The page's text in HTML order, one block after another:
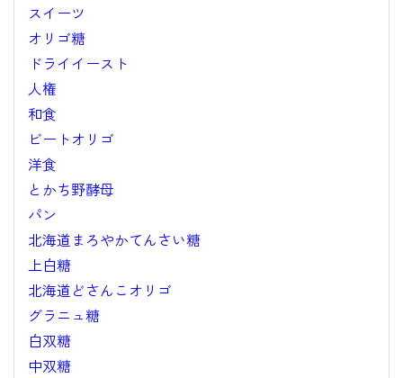
スイーツ
オリゴ糖
ドライイースト
人権
和食
ビートオリゴ
洋食
とかち野酵母
パン
北海道まろやかてんさい糖
上白糖
北海道どさんこオリゴ
グラニュ糖
白双糖
中双糖